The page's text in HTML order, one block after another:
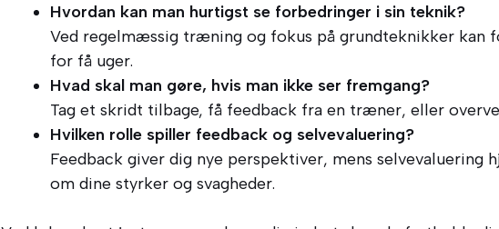
Hvordan kan man hurtigst se forbedringer i sin teknik?
Ved regelmæssig træning og fokus på grundteknikker kan
for få uger.
Hvad skal man gøre, hvis man ikke ser fremgang?
Tag et skridt tilbage, få feedback fra en træner, eller
Hvilken rolle spiller feedback og selvevaluering?
Feedback giver dig nye perspektiver, mens
om dine styrker og svagheder.